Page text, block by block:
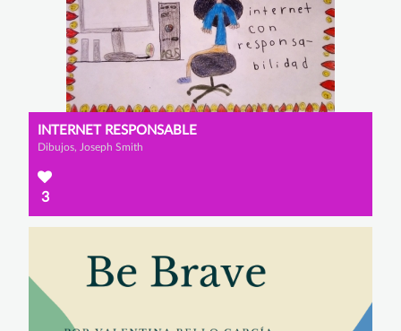
INTERNET RESPONSABLE
Dibujos, Joseph Smith
3